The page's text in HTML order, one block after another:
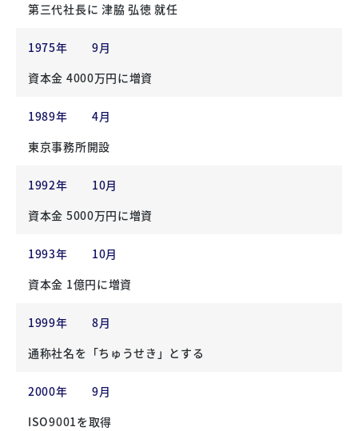
第三代社長に 津脇 弘徳 就任
1975年
9月
資本金 4000万円に増資
1989年
4月
東京事務所開設
1992年
10月
資本金 5000万円に増資
1993年
10月
資本金 1億円に増資
1999年
8月
通称社名を「ちゅうせき」とする
2000年
9月
ISO9001を取得